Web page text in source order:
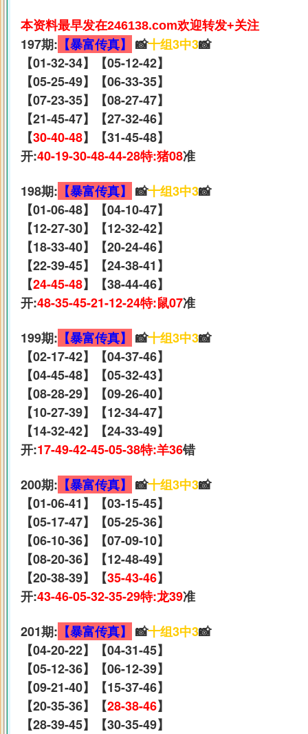
本资料最早发在246138.com欢迎转发+关注
197期: 【暴富传真】 📸十组3中3📸
【01-32-34】【05-12-42】
【05-25-49】【06-33-35】
【07-23-35】【08-27-47】
【21-45-47】【27-32-46】
【30-40-48】【31-45-48】
开:40-19-30-48-44-28特:猪08准
198期: 【暴富传真】 📸十组3中3📸
【01-06-48】【04-10-47】
【12-27-30】【12-32-42】
【18-33-40】【20-24-46】
【22-39-45】【24-38-41】
【24-45-48】【38-44-46】
开:48-35-45-21-12-24特:鼠07准
199期: 【暴富传真】 📸十组3中3📸
【02-17-42】【04-37-46】
【04-45-48】【05-32-43】
【08-28-29】【09-26-40】
【10-27-39】【12-34-47】
【14-32-42】【24-33-49】
开:17-49-42-45-05-38特:羊36错
200期: 【暴富传真】 📸十组3中3📸
【01-06-41】【03-15-45】
【05-17-47】【05-25-36】
【06-10-36】【07-09-10】
【08-20-36】【12-48-49】
【20-38-39】【35-43-46】
开:43-46-05-32-35-29特:龙39准
201期: 【暴富传真】 📸十组3中3📸
【04-20-22】【04-31-45】
【05-12-36】【06-12-39】
【09-21-40】【15-37-46】
【20-35-36】【28-38-46】
【28-39-45】【30-35-49】